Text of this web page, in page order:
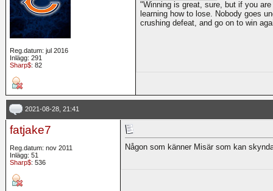
Reg.datum: jul 2016
Inlägg: 291
Sharp$: 82
"Winning is great, sure, but if you
learning how to lose. Nobody goes
crushing defeat, and go on to win
2021-08-28, 21:41
fatjake7
Reg.datum: nov 2011
Inlägg: 51
Sharp$: 536
Någon som känner Misär som kan